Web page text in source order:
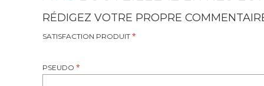
RÉDIGEZ VOTRE PROPRE
SATISFACTION PRODUIT
PSEUDO